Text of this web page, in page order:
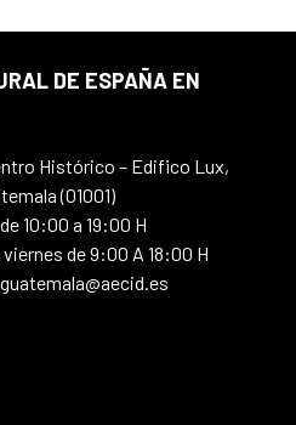
DE ESPAÑA EN
Histórico – Edifico Lux,
(01001)
10:00 a 19:00 H
viernes de 9:00 A 18:00 H